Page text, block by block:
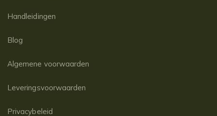
Handleidingen
Blog
Algemene voorwaarden
Leveringsvoorwaarden
Privacybeleid